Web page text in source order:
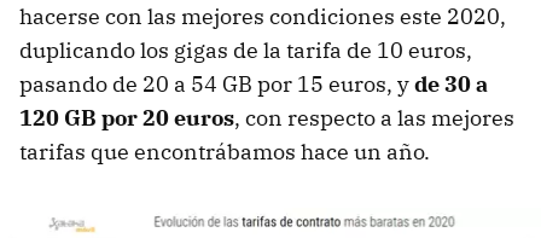
hacerse con las mejores condiciones este 2020,
duplicando los gigas de la tarifa de 10 euros,
pasando de 20 a 54 GB por 15 euros, yde 30 a
120 GB por 20 euros, con respecto a las mejores
tarifas que encontrábamos hace un año.